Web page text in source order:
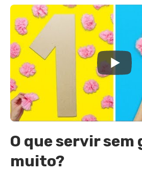
O que servir sem
muito?